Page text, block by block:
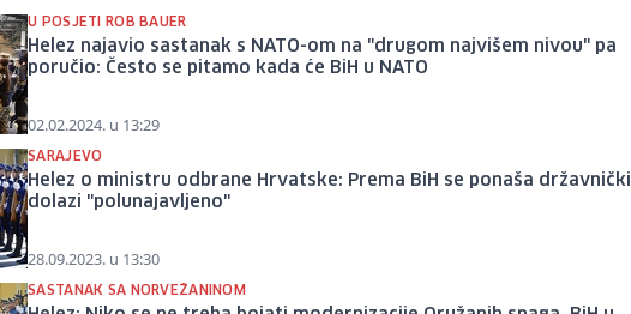
U POSJETI ROB BAUER
Helez najavio sastanak s NATO-om na "drugom najvišem nivou" pa
poručio: Često se pitamo kada će BiH u NATO
02.02.2024. u 13:29
SARAJEVO
Helez o ministru odbrane Hrvatske: Prema BiH se ponaša
dolazi "polunajavljeno"
28.09.2023. u 13:30
SASTANAK SA NORVEŽANINOM